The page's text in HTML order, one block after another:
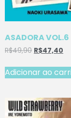
ASADORA VOL.6
R$49,90 R$47,40
Adicionar ao